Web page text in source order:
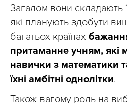
Загалом вони складають
які планують здобути
багатьох країнах
притаманне учням, які
навички з математики
їхні амбітні однолітки.
Також вагому роль на